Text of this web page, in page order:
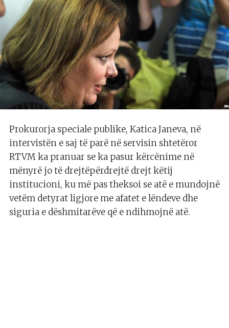
Prokurorja speciale publike, Katica Janeva, në
intervistën e saj të parë në servisin shtetëror
RTVM ka pranuar se ka pasur kërcënime në
mënyrë jo të drejtëpërdrejtë drejt këtij
institucioni, ku më pas theksoi se atë e mundojnë
vetëm detyrat ligjore me afatet e lëndeve dhe
siguria e dëshmitarëve që e ndihmojnë atë.